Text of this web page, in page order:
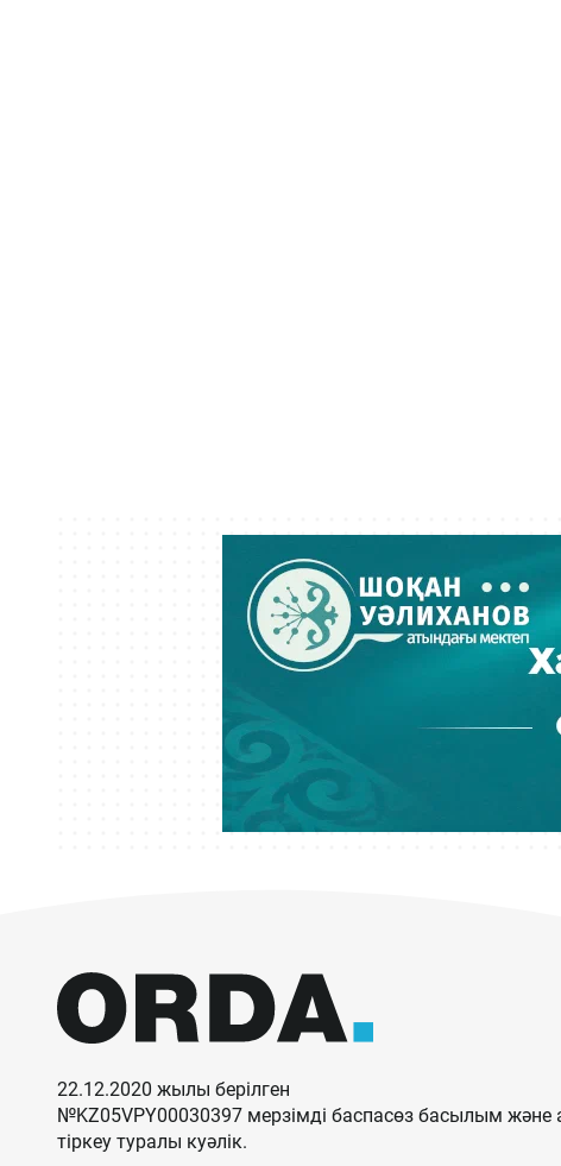
22.12.2020 жылы берілген
№KZ05VPY00030397 мерзімді баспасөз басылым және
тіркеу туралы куәлік.